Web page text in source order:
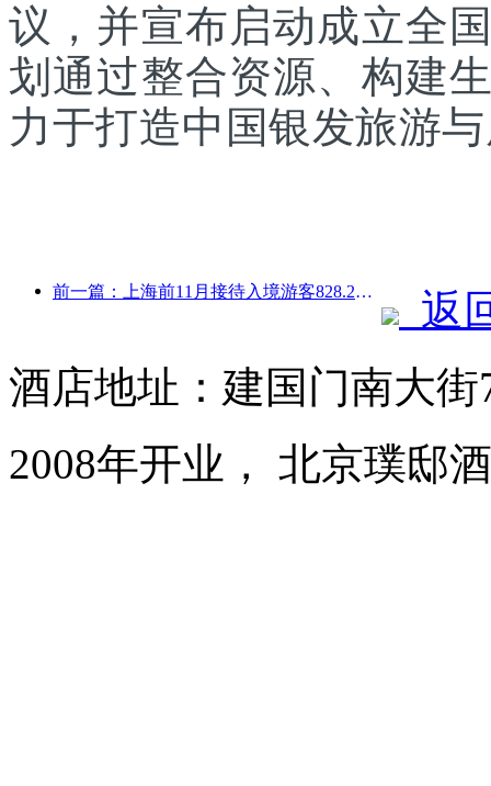
议，并宣布启动成立全
划通过整合资源、构建
力于打造中国银发旅游
前一篇：上海前11月接待入境游客828.2万人次，超越年初预期
返
酒店地址：建国门南大
2008年开业， 北京璞